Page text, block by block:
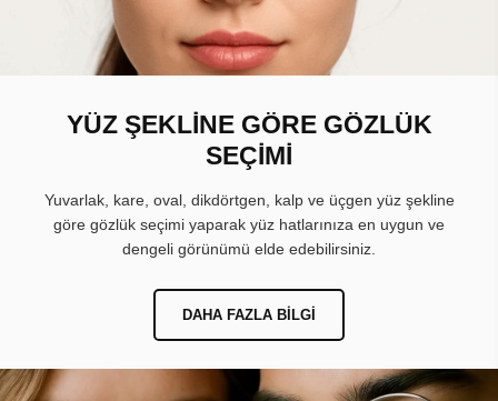
YÜZ ŞEKLİNE GÖRE GÖZLÜK
SEÇİMİ
Yuvarlak, kare, oval, dikdörtgen, kalp ve üçgen yüz şekline
göre gözlük seçimi yaparak yüz hatlarınıza en uygun ve
dengeli görünümü elde edebilirsiniz.
DAHA FAZLA BILGI